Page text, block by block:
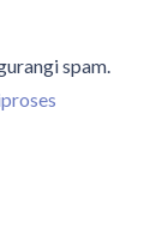
spam.